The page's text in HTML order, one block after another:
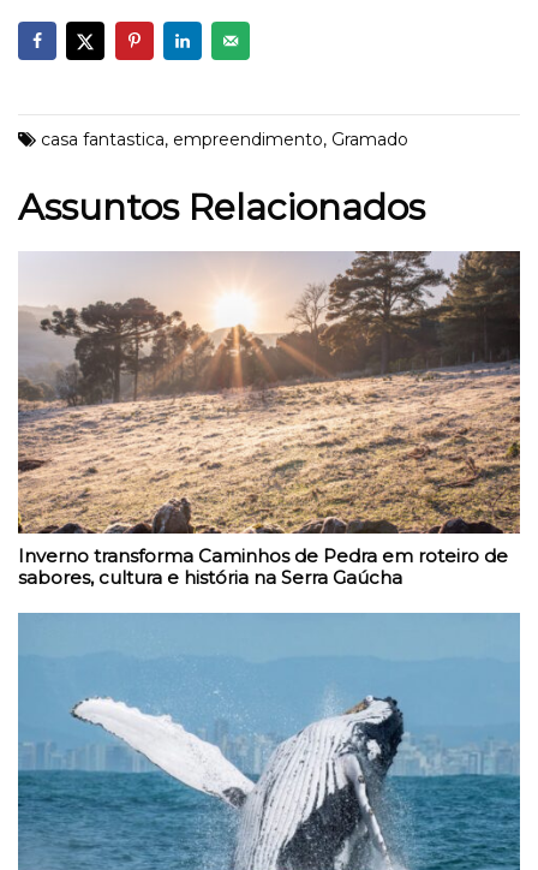
casa fantastica, empreendimento, Gramado
Assuntos Relacionados
Inverno transforma Caminhos de Pedra em roteiro de
sabores, cultura e história na Serra Gaúcha